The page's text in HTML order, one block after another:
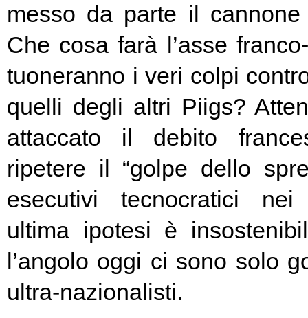
messo da parte il
Che cosa farà l’asse
tuoneranno i veri colpi
quelli degli altri Piigs?
attaccato il debito
ripetere il “golpe dello
esecutivi tecnocratici
ultima ipotesi è
l’angolo oggi ci sono solo
ultra-nazionalisti.